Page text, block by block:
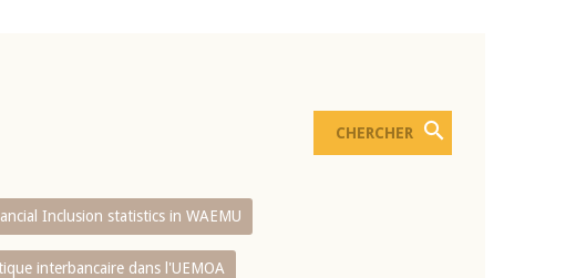
Inclusion statistics in WAEMU
interbancaire dans l'UEMOA